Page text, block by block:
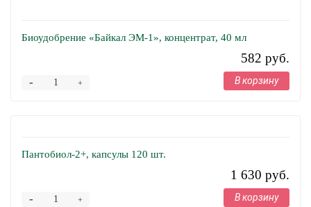
Биоудобрение «Байкал ЭМ-1», концентрат, 40 мл
582 руб.
+
- В корзину
Пантобиол-2+, капсулы 120 шт.
1 630 руб.
+
- В корзину